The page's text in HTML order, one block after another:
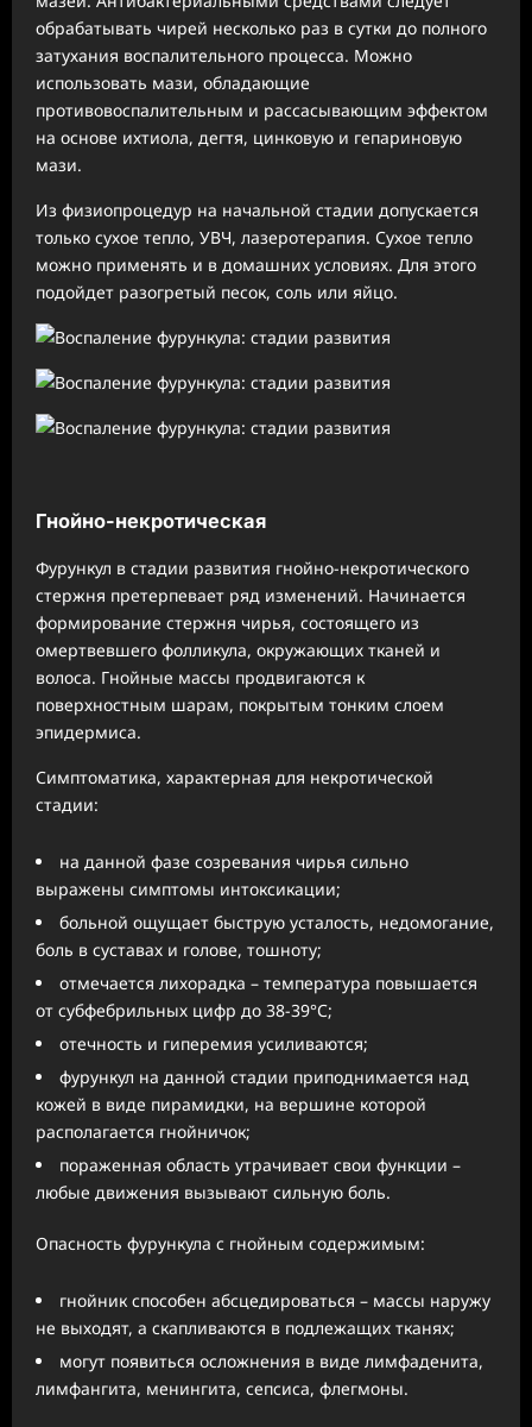
обрабатывать чирей несколько раз в сутки до полного
затухания воспалительного процесса. Можно
использовать мази, обладающие
противовоспалительным и рассасывающим эффектом
на основе ихтиола, дегтя, цинковую и гепариновую
мази.
Из физиопроцедур на начальной стадии допускается
только сухое тепло, УВЧ, лазеротерапия. Сухое тепло
можно применять и в домашних условиях. Для этого
подойдет разогретый песок, соль или яйцо.
Гнойно-некротическая
Фурункул в стадии развития гнойно-некротического
стержня претерпевает ряд изменений. Начинается
формирование стержня чирья, состоящего из
омертвевшего фолликула, окружающих тканей и
волоса. Гнойные массы продвигаются к
поверхностным шарам, покрытым тонким слоем
эпидермиса.
Симптоматика, характерная для некротической
стадии:
на данной фазе созревания чирья сильно
выражены симптомы интоксикации;
больной ощущает быструю усталость, недомогание,
боль в суставах и голове, тошноту;
отмечается лихорадка – температура повышается
от субфебрильных цифр до 38-39°С;
отечность и гиперемия усиливаются;
фурункул на данной стадии приподнимается над
кожей в виде пирамидки, на вершине которой
располагается гнойничок;
пораженная область утрачивает свои функции –
любые движения вызывают сильную боль.
Опасность фурункула с гнойным содержимым:
гнойник способен абсцедироваться – массы наружу
не выходят, а скапливаются в подлежащих тканях;
могут появиться осложнения в виде лимфаденита,
лимфангита, менингита, сепсиса, флегмоны.